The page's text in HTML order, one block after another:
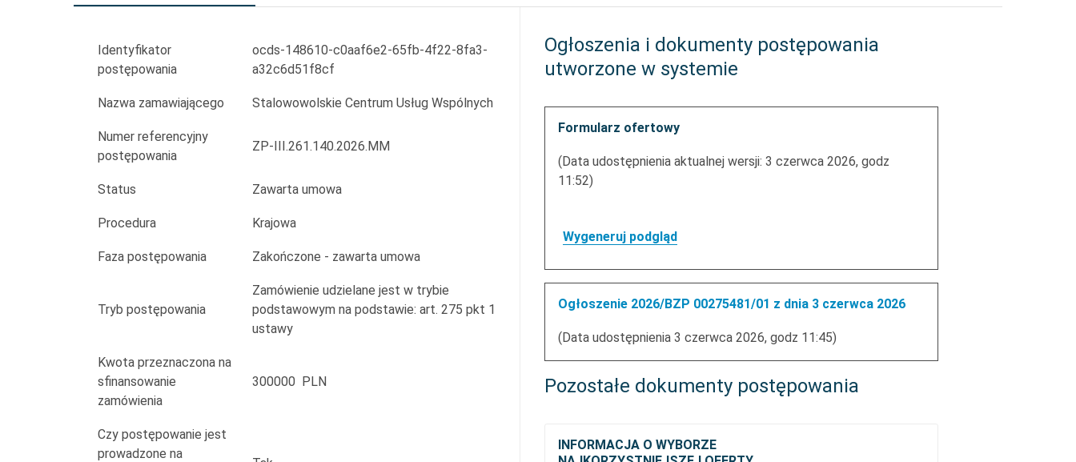
ul.
Kasztanowa
Stalowej
Woli
Identyfikator
postępowania
ocds-148610-c0aaf6e2-65fb-4f22-8fa3-
a32c6d51f8cf
Nazwa zamawiającego Stalowowolskie Centrum Usług Wspólnych
Numer referencyjny
postępowania
ZP-III.261.140.2026.MM
Status Zawarta umowa
Procedura Krajowa
Faza postępowania Zakończone - zawarta umowa
Tryb postępowania
Zamówienie udzielane jest w trybie
podstawowym na podstawie: art. 275 pkt 1
ustawy
Kwota przeznaczona na
sfinansowanie
zamówienia
300000 PLN
Czy postępowanie jest
prowadzone na
Ogłoszenia i dokumenty postępowania
utworzone w systemie
Formularz ofertowy
(Data udostępnienia aktualnej wersji: 3 czerwca 2026, godz
11:52)
Wygeneruj podgląd
Ogłoszenie 2026/BZP 00275481/01 z dnia 3 czerwca 2026
(Data udostępnienia 3 czerwca 2026, godz 11:45)
Pozostałe dokumenty postępowania
INFORMACJA O WYBORZE